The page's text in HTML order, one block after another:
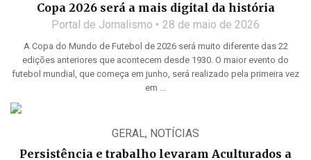
Copa 2026 será a mais digital da história
Portal de Jornalismo 28 de maio de 2026
A Copa do Mundo de Futebol de 2026 será muito diferente das 22
edições anteriores que acontecem desde 1930. O maior evento do
futebol mundial, que começa em junho, será realizado pela primeira vez
em ...
GERAL, NOTÍCIAS
Persistência e trabalho levaram Aculturados a